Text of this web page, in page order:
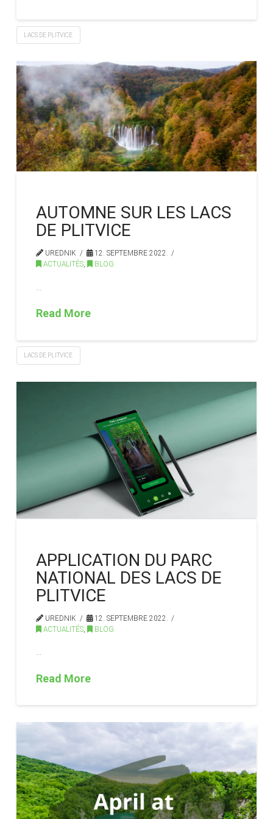
LACS DE PLITVICE
AUTOMNE SUR LES LACS
DE PLITVICE
UREDNIK
12. SEPTEMBRE 2022.
ACTUALITÉS, BLOG
Read More
LACS DE PLITVICE
APPLICATION DU PARC
NATIONAL DES LACS DE
PLITVICE
UREDNIK
12. SEPTEMBRE 2022.
ACTUALITÉS
BLOG
Read More